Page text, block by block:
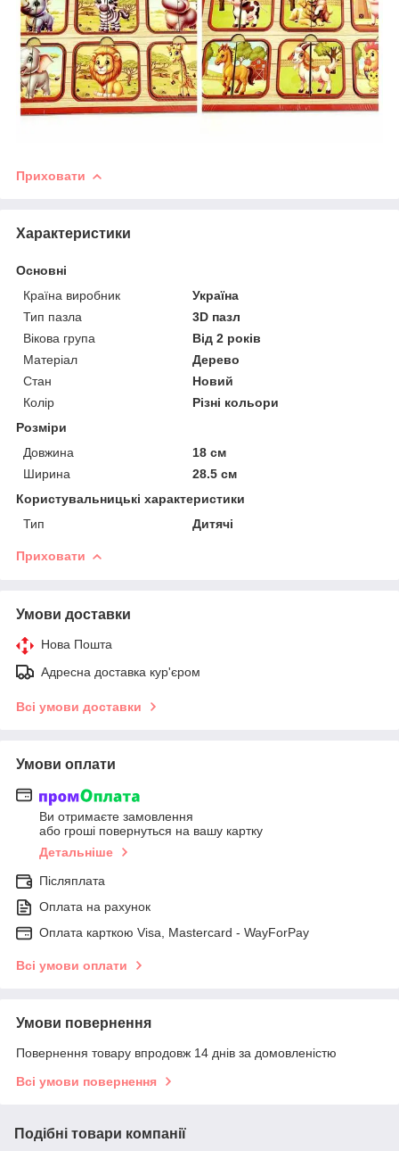
Приховати
Характеристики
Основні
Країна виробник
Україна
Тип пазла
3D пазл
Вікова група
Від 2 років
Матеріал
Дерево
Стан
Новий
Колір
Різні кольори
Розміри
Довжина
18 см
Ширина
28.5 см
Користувальницькі характеристики
Тип
Дитячі
Приховати
Умови доставки
Нова Пошта
Адресна доставка кур'єром
Всі умови доставки
Умови оплати
Ви отримаєте замовлення
або гроші повернуться на вашу картку
Детальніше
Післяплата
Оплата на рахунок
Оплата карткою Visa, Mastercard - WayForPay
Всі умови оплати
Умови повернення
Повернення товару впродовж 14 днів за домовленістю
Всі умови повернення
Подібні товари компанії